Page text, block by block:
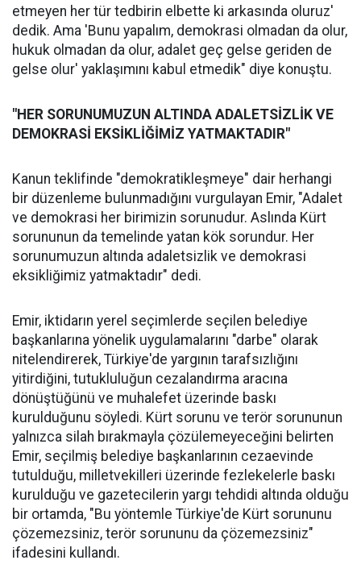
etmeyen her tür tedbirin elbette ki arkasında oluruz'
dedik. Ama 'Bunu yapalım, demokrasi olmadan da olur,
hukuk olmadan da olur, adalet geç gelse geriden de
gelse olur' yaklaşımını kabul etmedik" diye konuştu.
"HER SORUNUMUZUN ALTINDA ADALETSİZLİK VE
DEMOKRASİ EKSİKLİĞİMİZ YATMAKTADIR"
Kanun teklifinde "demokratikleşmeye" dair herhangi
bir düzenleme bulunmadığını vurgulayan Emir, "Adalet
ve demokrasi her birimizin sorunudur. Aslında Kürt
sorununun da temelinde yatan kök sorundur. Her
sorunumuzun altında adaletsizlik ve demokrasi
eksikliğimiz yatmaktadır" dedi.
Emir, iktidarın yerel seçimlerde seçilen belediye
başkanlarına yönelik uygulamalarını "darbe" olarak
nitelendirerek, Türkiye'de yargının tarafsızlığını
yitirdiğini, tutukluluğun cezalandırma aracına
dönüştüğünü ve muhalefet üzerinde baskı
kurulduğunu söyledi. Kürt sorunu ve terör sorununun
yalnızca silah bırakmayla çözülemeyeceğini belirten
Emir, seçilmiş belediye başkanlarının cezaevinde
tutulduğu, milletvekilleri üzerinde fezlekelerle baskı
kurulduğu ve gazetecilerin yargı tehdidi altında olduğu
bir ortamda, "Bu yöntemle Türkiye'de Kürt sorununu
çözemezsiniz, terör sorununu da çözemezsiniz"
ifadesini kullandı.